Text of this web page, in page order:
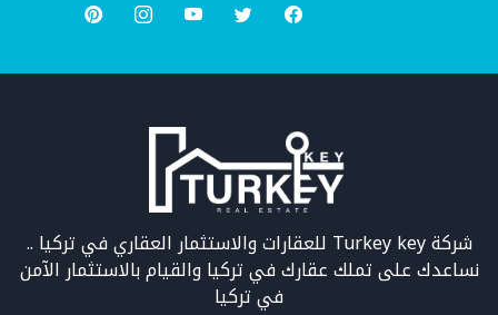
شركة Turkey key للعقارات والاستثمار العقاري في تركيا ..
نساعدك على تملك عقارك في تركيا والقيام بالاستثمار الآمن
في تركيا